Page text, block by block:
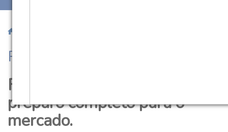
Psicologia
Formação humanizada e
preparo completo para o
mercado.